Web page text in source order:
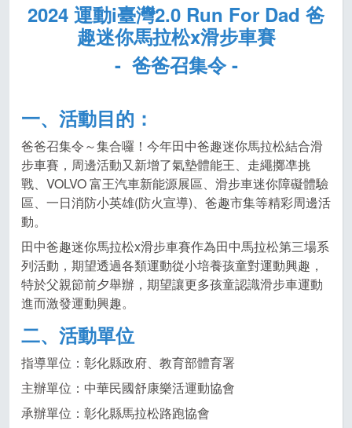
2024 運動i臺灣2.0 Run For Dad 爸
趣迷你馬拉松x滑步車賽
- 爸爸召集令-
一、活動目的：
爸爸召集令～集合囉！今年田中爸趣迷你馬拉松結合滑
步車賽，周邊活動又新增了氣墊體能王、走繩擲凖挑
戰、VOLVO 富王汽車新能源展區、滑步車迷你障礙體驗
區、一日消防小英雄(防火宣導)、爸趣市集等精彩周邊活
動。
田中爸趣迷你馬拉松x滑步車賽作為田中馬拉松第三場系
列活動，期望透過各類運動從小培養孩童對運動興趣，
特於父親節前夕舉辦，期望讓更多孩童認識滑步車運動
進而激發運動興趣。
二、活動單位
指導單位：彰化縣政府、教育部體育署
主辦單位：中華民國舒康樂活運動協會
承辦單位：彰化縣馬拉松路跑協會